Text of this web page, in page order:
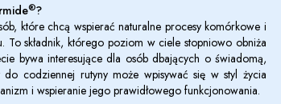
®?
które chcą wspierać naturalne procesy komórkowe i
składnik, którego poziom w ciele stopniowo obniża
bywa interesujące dla osób dbających o świadomą,
do codziennej rutyny może wpisywać się w styl życia
i wspieranie jego prawidłowego funkcjonowania.